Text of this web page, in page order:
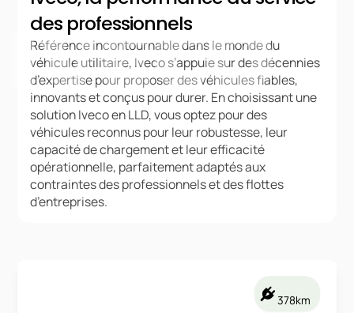
des professionnels
Référence incontournable dans le monde du
véhicule utilitaire, Iveco s’appuie sur des décennies
d’expertise pour proposer des véhicules fiables,
innovants et conçus pour durer. En choisissant une
solution Iveco en LLD, vous optez pour des
véhicules reconnus pour leur robustesse, leur
capacité de chargement et leur efficacité
opérationnelle, parfaitement adaptés aux
contraintes des professionnels et des flottes
d’entreprises.
378km